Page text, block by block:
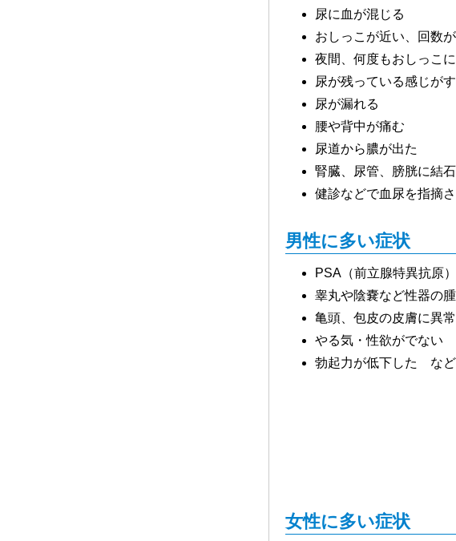
尿に血が混じる
おしっこが近い、回数
夜間、何度もおしっこ
尿が残っている感じが
尿が漏れる
腰や背中が痛む
尿道から膿が出た
腎臓、尿管、膀胱に結
健診などで血尿を指摘
男性に多い症状
PSA（前立腺特異抗原
睾丸や陰嚢など性器の
亀頭、包皮の皮膚に異
やる気・性欲がでない
勃起力が低下した など
女性に多い症状